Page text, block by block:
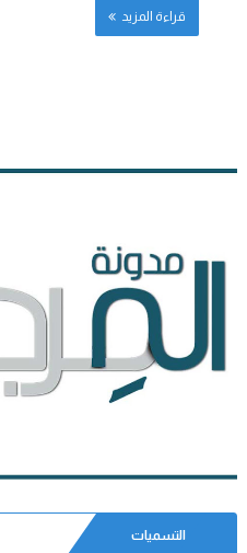
قراءة المزيد
التسميات